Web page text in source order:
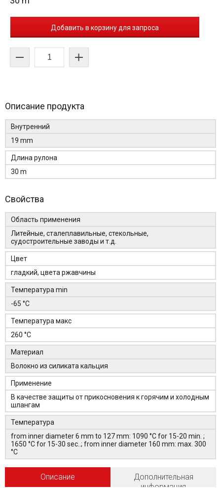
Добавить в корзину для запроса
Описание продукта
Внутренний
19 mm
Длина рулона
30 m
Свойства
Область применения
Литейные, сталеплавильные, стекольные,
судостроительные заводы и т.д.
Цвет
гладкий, цвета ржавчины
Температура min
-65 °C
Температура макс
260 °C
Материал
Волокно из силиката кальция
Применение
В качестве защиты от прикосновения к горячим и холодным
шлангам
Температура
from inner diameter 6 mm to 127 mm: 1090 °C for 15-20 min. ;
1650 °C for 15-30 sec..; from inner diameter 160 mm: max. 300
°C
Описание
Дополнительная